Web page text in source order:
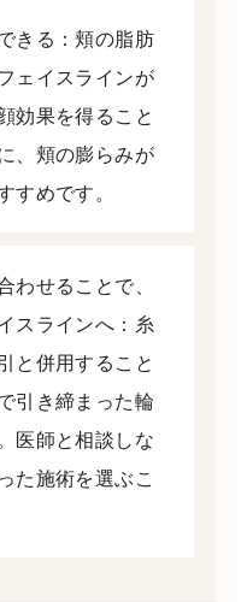
きる：頬の脂肪
ェイスラインが
効果を得ること
、頬の膨らみが
すめです。
わせることで、
スラインへ：糸
と併用すること
引き締まった輪
医師と相談しな
た施術を選ぶこ